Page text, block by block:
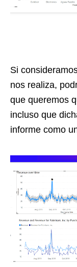
Si
nos realiza,
que queremos
incluso que
informe como